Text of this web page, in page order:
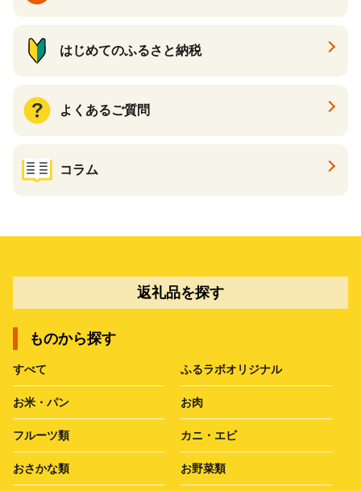
はじめてのふるさと納税
よくあるご質問
コラム
返礼品を探す
ものから探す
すべて ふるラボオリジナル
お米・パン お肉
フルーツ類 カニ・エビ
おさかな類 お野菜類